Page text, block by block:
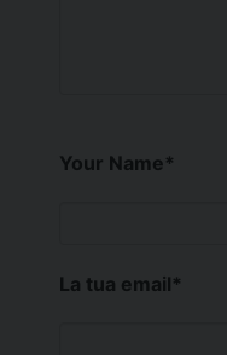
Your Name*
La tua email*